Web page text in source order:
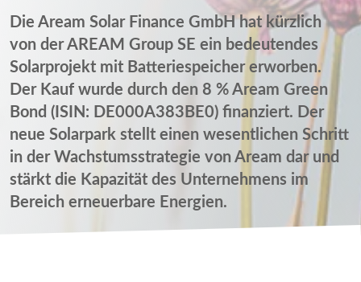
Die Aream Solar Finance GmbH hat kürzlich
von der AREAM Group SE ein bedeutendes
Solarprojekt mit Batteriespeicher erworben.
Der Kauf wurde durch den 8 % Aream Green
Bond (ISIN: DE000A383BE0) finanziert. Der
neue Solarpark stellt einen wesentlichen Schritt
in der Wachstumsstrategie von Aream dar und
stärkt die Kapazität des Unternehmens im
Bereich erneuerbare Energien.